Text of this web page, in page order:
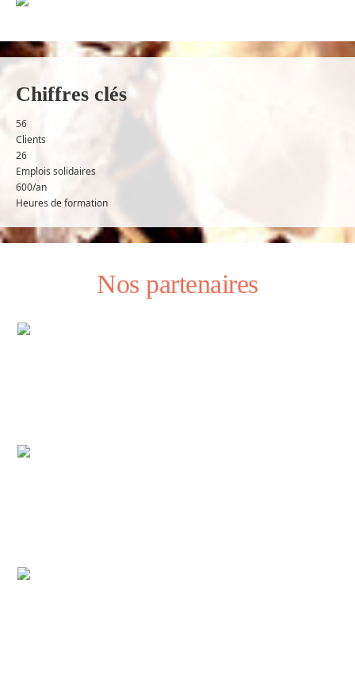
Chiffres clés
56
Clients
26
Emplois solidaires
600/an
Heures de formation
Nos partenaires